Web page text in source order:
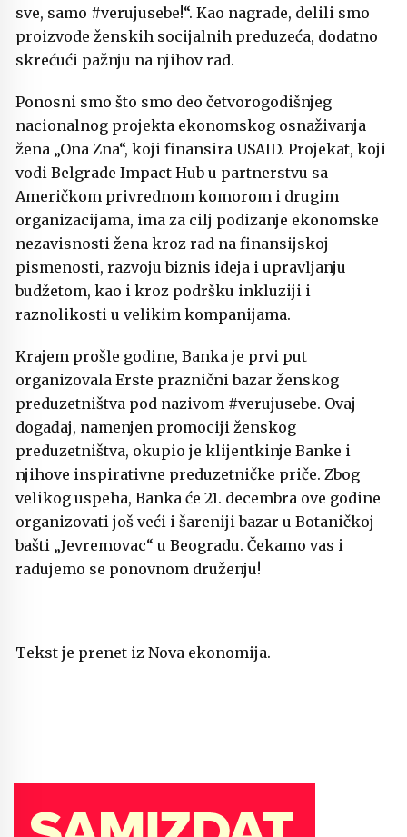
sve, samo #verujusebe!“. Kao nagrade, delili smo
proizvode ženskih socijalnih preduzeća, dodatno
skrećući pažnju na njihov rad.
Ponosni smo što smo deo četvorogodišnjeg
nacionalnog projekta ekonomskog osnaživanja
žena „Ona Zna“, koji finansira USAID. Projekat, koji
vodi Belgrade Impact Hub u partnerstvu sa
Američkom privrednom komorom i drugim
organizacijama, ima za cilj podizanje ekonomske
nezavisnosti žena kroz rad na finansijskoj
pismenosti, razvoju biznis ideja i upravljanju
budžetom, kao i kroz podršku inkluziji i
raznolikosti u velikim kompanijama.
Krajem prošle godine, Banka je prvi put
organizovala Erste praznični bazar ženskog
preduzetništva pod nazivom #verujusebe. Ovaj
događaj, namenjen promociji ženskog
preduzetništva, okupio je klijentkinje Banke i
njihove inspirativne preduzetničke priče. Zbog
velikog uspeha, Banka će 21. decembra ove godine
organizovati još veći i šareniji bazar u Botaničkoj
bašti „Jevremovac“ u Beogradu. Čekamo vas i
radujemo se ponovnom druženju!
Tekst je prenet iz Nova ekonomija.